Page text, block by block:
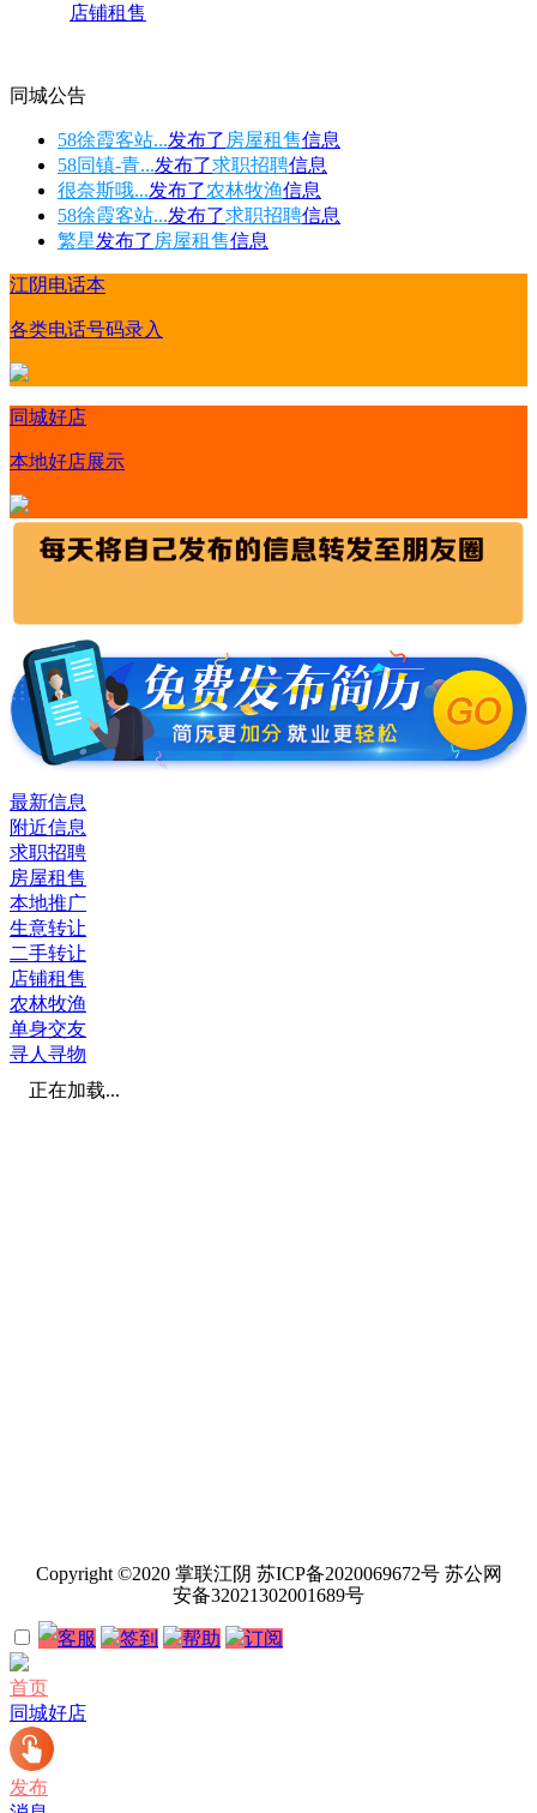
店铺租售
同城公告
58徐霞客站...发布了 房屋租售信息
58同镇-青...发布了求职招聘信息
很奈斯哦...发布了农林牧渔信息
58徐霞客站...发布了求职招聘信息
繁星发布了 房屋租售信息
江阴电话本
各类电话号码录入
同城好店
本地好店展示
最新信息
附近信息
求职招聘
房屋租售
本地推广
生意转让
二手转让
店铺租售
农林牧渔
单身交友
寻人寻物
正在加载...
Copyright ©2020 掌联江阴 苏ICP备2020069672号 苏公网
安备32021302001689号
客服 签到 帮助 订阅
首页
同城好店
发布